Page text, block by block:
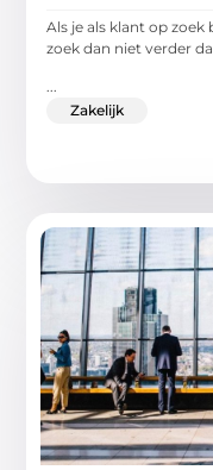
Als je als klant op
zoek dan niet verder
...
Zakelijk